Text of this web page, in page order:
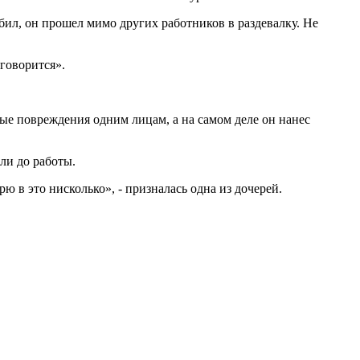
он прошел мимо других работников в раздевалку. Не
повреждения одним лицам, а на самом деле он нанес
до работы.
это нисколько», - призналась одна из дочерей.